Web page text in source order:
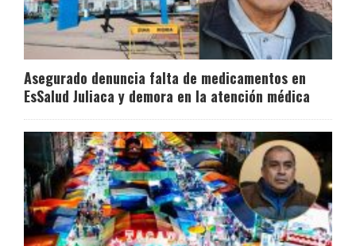
Asegurado denuncia falta de medicamentos en
EsSalud Juliaca y demora en la atención médica